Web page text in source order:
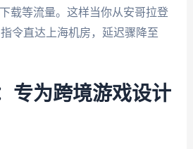
载等流量。这样当你从安哥拉登
令直达上海机房，延迟骤降至
专为跨境游戏设计